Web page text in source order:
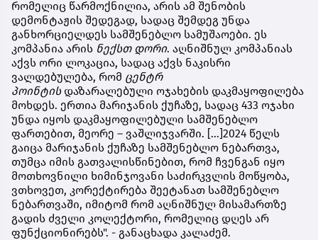
რომელიც წარმოქნილია, არის ამ შენობის
დემონტაჟის შედეგად, სადაც შემდეგ უნდა
განხორციელდეს სამშენებლო სამუშაოები. ეს
კომპანია არის ნექსთ დორი. აღნიშნულ კომპანიას
აქვს ორი ლოკაცია, სადაც აქვს ნაკისრი
ვალდებულება, რომ ცენტრ
პოინტის დაზარალებული ოჯახების დაკმაყოფილება
მოხდეს. ერთია მარიჯანის ქუჩაზე, სადაც 433 ოჯახი
უნდა იყოს დაკმაყოფილებული სამშენებლო
ფართებით, მეორე – ვაშლიჯვარში. [...]2024 წელს
გაიცა მარიჯანის ქუჩაზე სამშენებლო ნებართვა,
თუმცა იმის გათვალისწინებით, რომ ჩვენგან იყო
მოთხოვნილი ხიმინჯოვანი საძირკვლის მოწყობა,
ვთხოვეთ, კორექტირება შეეტანათ სამშენებლო
ნებართვაში, იმიტომ რომ აღნიშნულ მისამართზე
გადის ძველი კოლექტორი, რომელიც დღეს არ
ფუნქციონირებს". - განაცხადა კალაძემ.